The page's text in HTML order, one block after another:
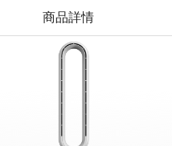
商品詳情